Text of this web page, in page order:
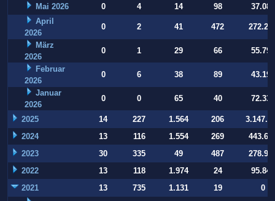
Mai 2026 0 4 14 98
37.084
April
2026
0 2 41 472
März
2026
0 1 29 66
55.794
Februar
2026
0 6 38 89
43.197
Januar
2026
0 0 65 40 72.332
2025 14 227 1.564 206
2024
13 116 1.554 269
2023
30 335 49 487
2022
13 118 1.974 24
95.847
2021
13 735 1.131 19 0